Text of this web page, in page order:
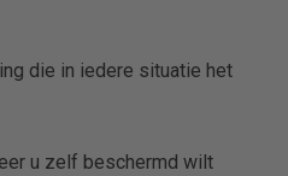
die in iedere situatie het
u zelf beschermd wilt